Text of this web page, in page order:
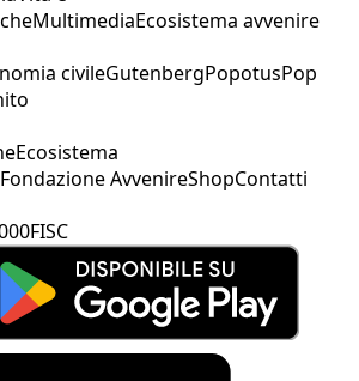
MultimediaEcosistema avvenire
civileGutenbergPopotusPop
Ecosistema
Fondazione AvvenireShopContatti
FISC